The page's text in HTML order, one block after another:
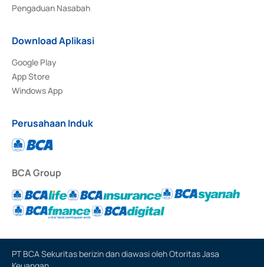
Pengaduan Nasabah
Download Aplikasi
Google Play
App Store
Windows App
Perusahaan Induk
BCA Group
PT BCA Sekuritas berizin dan diawasi oleh Otoritas Jasa